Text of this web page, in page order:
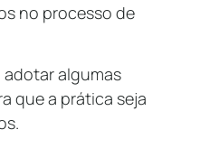
no processo de
algumas
que a prática seja